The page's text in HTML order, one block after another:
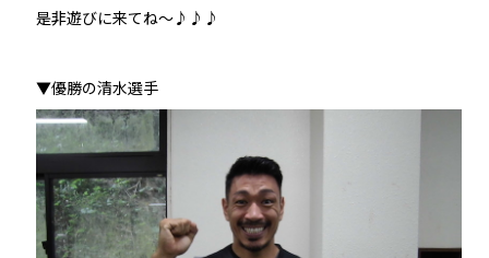
是非遊びに来てね〜♪♪♪
▼優勝の清水選手